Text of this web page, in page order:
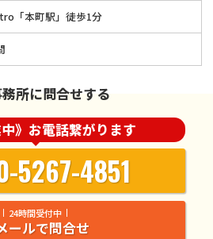
「本町駅」徒歩1分
所に問合せする
中》お電話繋がります
5267-4851
24時間受付中
ールで問合せ